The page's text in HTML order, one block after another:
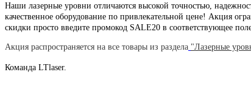
Наши лазерные уровни отличаются высокой точностью,
качественное оборудование по привлекательной цене! Акция
скидки просто введите промокод SALE20 в соответствующее
Акция распространяется на все товары из раздела "Лазерные
Команда LTlaser.